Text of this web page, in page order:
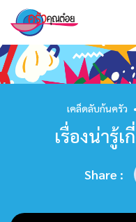
หน้าแรก
สูตรอาหาร
ร้านอาหาร
รายการย้อนหลัง
เคล็ดลับก้นครัว •
เรื่องน่ารู้
Share :